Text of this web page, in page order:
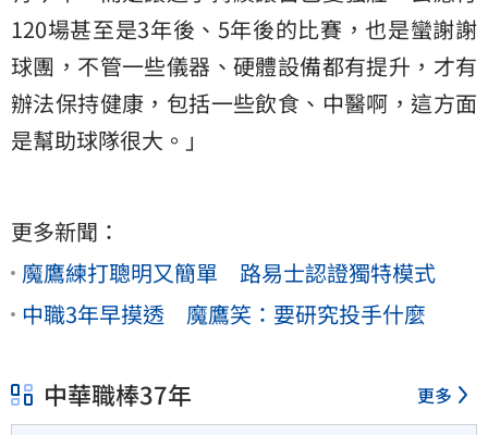
120場甚至是3年後、5年後的比賽，也是蠻謝謝
球團，不管一些儀器、硬體設備都有提升，才有
辦法保持健康，包括一些飲食、中醫啊，這方面
是幫助球隊很大。」
更多新聞：
魔鷹練打聰明又簡單 路易士認證獨特模式
中職3年早摸透 魔鷹笑：要研究投手什麼
中華職棒37年 更多